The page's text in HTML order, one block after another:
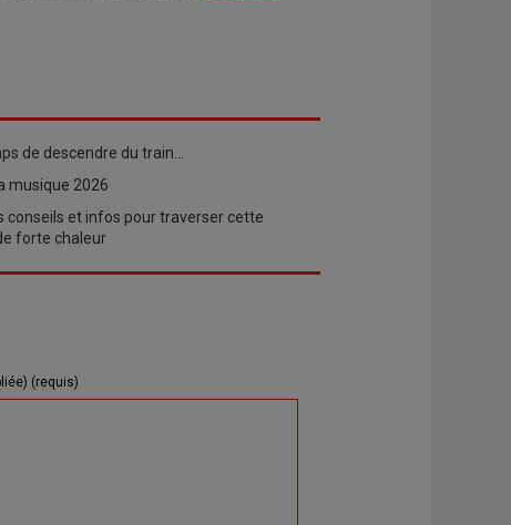
de descendre du train…
musique 2026
conseils et infos pour traverser cette
forte chaleur
(requis)